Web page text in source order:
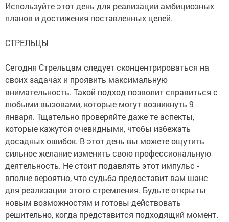
Используйте этот день для реализации амбициозных
планов и достижения поставленных целей.
СТРЕЛЬЦЫ
Сегодня Стрельцам следует сконцентрироваться на
своих задачах и проявить максимальную
внимательность. Такой подход позволит справиться с
любыми вызовами, которые могут возникнуть 9
января. Тщательно проверяйте даже те аспекты,
которые кажутся очевидными, чтобы избежать
досадных ошибок. В этот день вы можете ощутить
сильное желание изменить свою профессиональную
деятельность. Не стоит подавлять этот импульс -
вполне вероятно, что судьба предоставит вам шанс
для реализации этого стремления. Будьте открыты
новым возможностям и готовы действовать
решительно, когда представится подходящий момент.